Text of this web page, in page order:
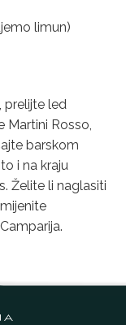
limun)
prelijte led
Martini Rosso,
barskom
i na kraju
Želite li naglasiti